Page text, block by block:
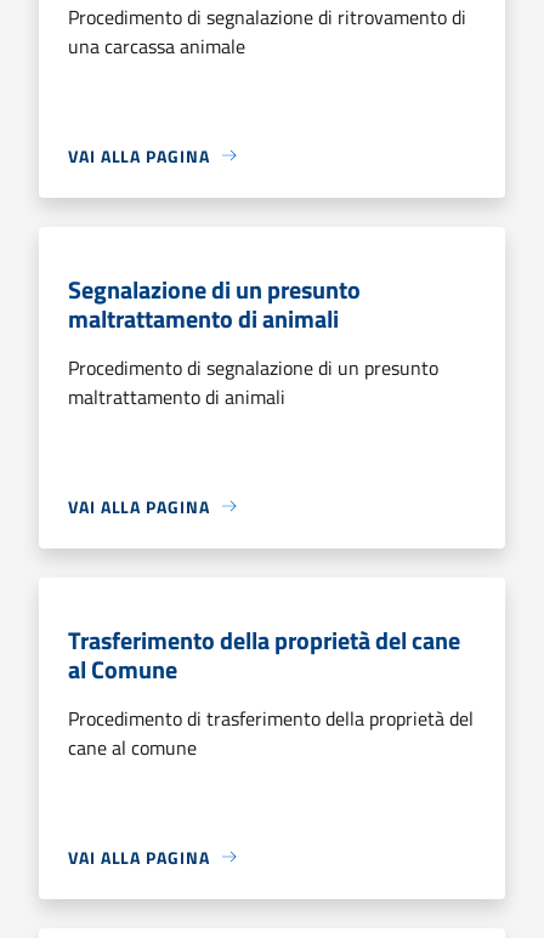
Procedimento di segnalazione di ritrovamento di
una carcassa animale
VAI ALLA PAGINA
Segnalazione di un presunto
maltrattamento di animali
Procedimento di segnalazione di un presunto
maltrattamento di animali
VAI ALLA PAGINA
Trasferimento della proprietà del cane
al Comune
Procedimento di trasferimento della proprietà del
cane al comune
VAI ALLA PAGINA